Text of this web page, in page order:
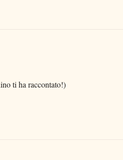
ti ha raccontato!)